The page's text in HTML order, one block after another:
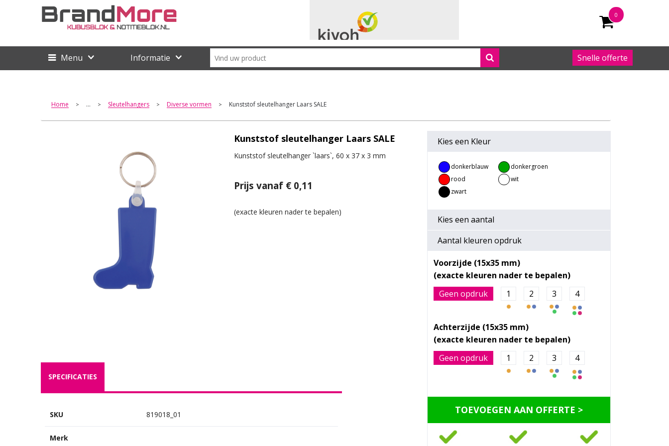
0
Menu Informatie Snelle offerte
Home > ... > Sleutelhangers > Diverse vormen > Kunststof sleutelhanger Laars SALE
Kunststof sleutelhanger Laars SALE
Kunststof sleutelhanger `laars`, 60 x 37 x 3 mm
Prijs vanaf € 0,11
Kies een Kleur
donkerblauw
donkergroen
rood
wit
zwart
Kies een aantal
Aantal kleuren opdruk
Voorzijde (15x35 mm)
Geen opdruk 1 2 3 4
Achterzijde (15x35 mm)
Geen opdruk 1 2 3 4
TOEVOEGEN AAN OFFERTE >
SPECIFICATIES
SKU 819018_01
Merk